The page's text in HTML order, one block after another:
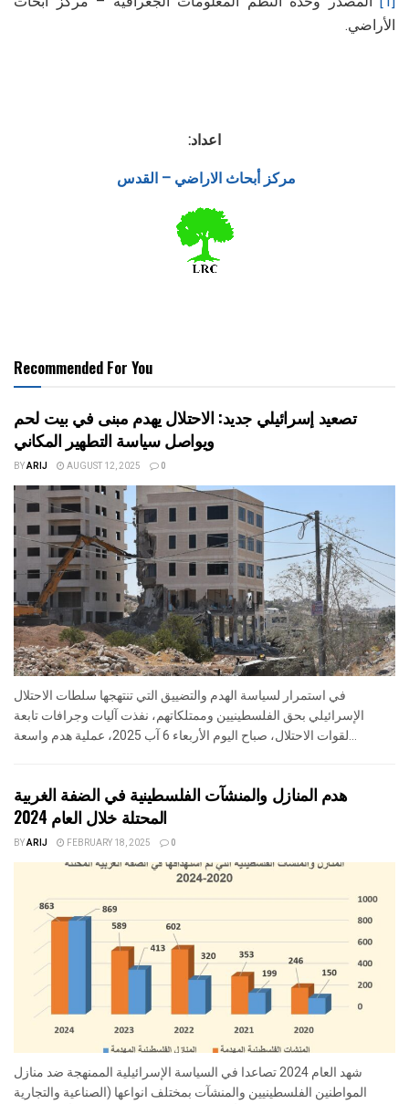
الأراضي.
اعداد:
مركز أبحاث الاراضي – القدس
Recommended For You
تصعيد إسرائيلي جديد: الاحتلال يهدم مبنى في بيت لحم
ويواصل سياسة التطهير المكاني
BYARIJ AUGUST 12, 2025 0
في استمرار لسياسة الهدم والتضييق التي تنتهجها سلطات الاحتلال
الإسرائيلي بحق الفلسطينيين وممتلكاتهم، نفذت آليات وجرافات تابعة
لقوات الاحتلال، صباح اليوم الأربعاء 6 آب 2025، عملية هدم واسعة...
هدم المنازل والمنشآت الفلسطينية في الضفة الغربية
المحتلة خلال العام 2024
BYARIJ FEBRUARY 18, 2025 0
شهد العام 2024 تصاعدا في السياسة الإسرائيلية الممنهجة ضد منازل
المواطنين الفلسطينيين والمنشآت بمختلف انواعها (الصناعية والتجارية